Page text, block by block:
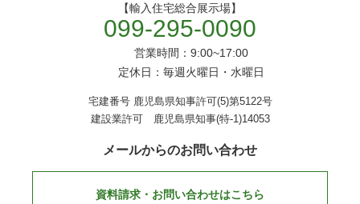
【輸入住宅総合展示場】
099-295-0090
営業時間：9:00~17:00
定休日：毎週火曜日・水曜日
宅建番号 鹿児島県知事許可(5)第5122号
建設業許可 鹿児島県知事(特-1)14053
メールからのお問い合わせ
資料請求・お問い合わせはこちら